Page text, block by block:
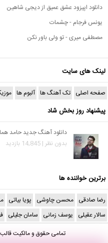
دانلود اپیزود عشق عمیق از دیجی شاهین
یونس فرجام - چشمات
مصطفی میری - تو ولی باور نکن
لینک های سایت
صفحه اصلی تک آهنگ ها آلبوم ها
پیشنهاد روز بخش شاد
دانلود آهنگ جدید حامد
بدون نظر | 14,845 بازدید
برترین خواننده ها
رضا صادقی محسن چاوشی پویا بیاتی
سالار عقیلی یوسف زمانی سامان جلیلی
تمامی حقوق و مالکیت